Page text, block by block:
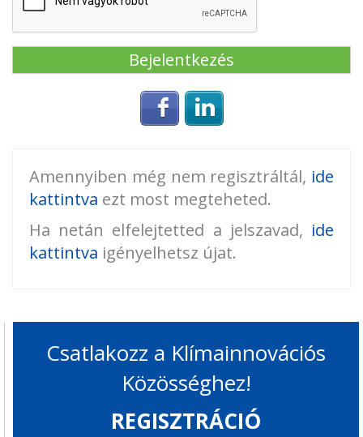
Login with Facebook
Amennyiben még nem regisztráltál, ide
kattintva ezt most megteheted.
Ha netán elfelejtetted a jelszavad, ide
kattintva igényelhetsz újat.
Csatlakozz a Klímainnovációs
Közösséghez!
REGISZTRÁCIÓ